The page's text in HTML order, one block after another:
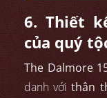
6. Thiết
của quý
The Dalmore
danh vớithân